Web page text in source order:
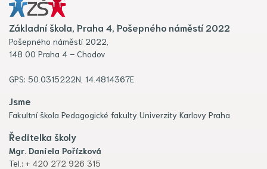
Základní škola, Praha 4, Pošepného náměstí 2022
Pošepného náměstí 2022,
148 00 Praha 4 – Chodov
GPS: 50.0315222N, 14.4814367E
Jsme
Fakultní škola Pedagogické fakulty Univerzity Karlovy Praha
Ředitelka školy
Mgr. Daniela Pořízková
Tel.: + 420 272 926 315